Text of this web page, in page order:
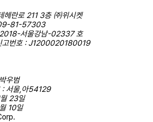
헤란로 211 3층 ㈜위시켓
81-57303
2018-서울강남-02337 호
고번호 : J1200020180019
우범
: 서울,아54129
23일
10일